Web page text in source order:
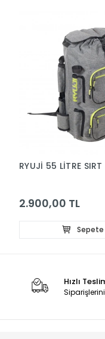
RYUJİ 55 LİTRE
2.900,00 TL
Sepete
Hızlı